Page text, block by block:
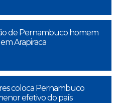
de Pernambuco homem
Arapiraca
coloca Pernambuco
efetivo do país